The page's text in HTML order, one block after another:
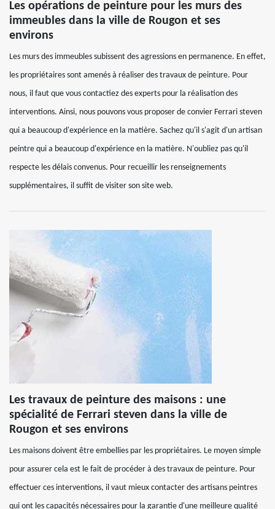
Les opérations de peinture pour les murs des
immeubles dans la ville de Rougon et ses
environs
Les murs des immeubles subissent des agressions en permanence. En effet,
les propriétaires sont amenés à réaliser des travaux de peinture. Pour
nous, il faut que vous contactiez des experts pour la réalisation des
interventions. Ainsi, nous pouvons vous proposer de convier Ferrari steven
qui a beaucoup d'expérience en la matière. Sachez qu'il s'agit d'un artisan
peintre qui a beaucoup d'expérience en la matière. N'oubliez pas qu'il
respecte les délais convenus. Pour recueillir les renseignements
supplémentaires, il suffit de visiter son site web.
Les travaux de peinture des maisons : une
spécialité de Ferrari steven dans la ville de
Rougon et ses environs
Les maisons doivent être embellies par les propriétaires. Le moyen simple
pour assurer cela est le fait de procéder à des travaux de peinture. Pour
effectuer ces interventions, il vaut mieux contacter des artisans peintres
qui ont les capacités nécessaires pour la garantie d'une meilleure qualité